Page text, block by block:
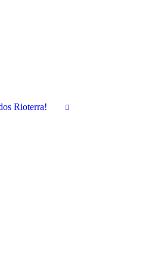
Rioterra!